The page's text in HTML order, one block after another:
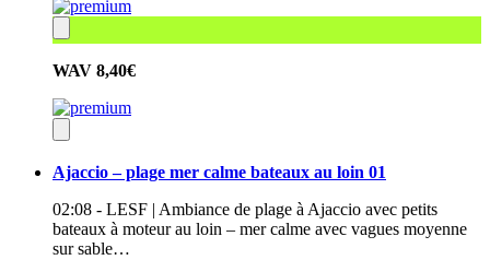
WAV 8,40€
Ajaccio – plage mer calme bateaux au loin 01
02:08 - LESF | Ambiance de plage à Ajaccio avec petits
bateaux à moteur au loin – mer calme avec vagues moyenne
sur sable…